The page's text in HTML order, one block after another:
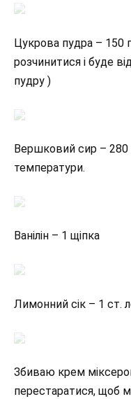
Цукрова пудра – 150
розчинитися і буде
пудру )
Вершковий сир – 280
температури.
Ванілін – 1 щіпка
Лимонний сік – 1 ст.
Збиваю крем
перестаратися, щоб